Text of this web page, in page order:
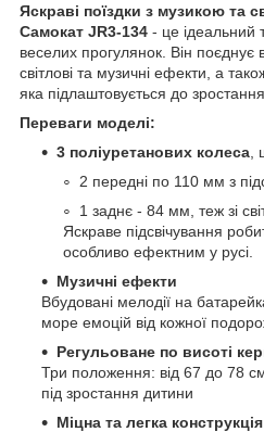
Яскраві поїздки з музикою та
Самокат JR3-134 - це ідеальний
веселих прогулянок. Він поєднує
світлові та музичні ефекти, а
яка підлаштовується до
Переваги моделі:
3 поліуретанових колеса
2 передні по 110 мм з
1 заднє - 84 мм, теж зі
Яскраве підсвічування
особливо ефектним у русі.
Музичні ефекти
Вбудовані мелодії на
море емоцій від кожної
Регульоване по висоті
Три положення: від 67 до 78
під зростання дитини
Міцна та легка конструкція